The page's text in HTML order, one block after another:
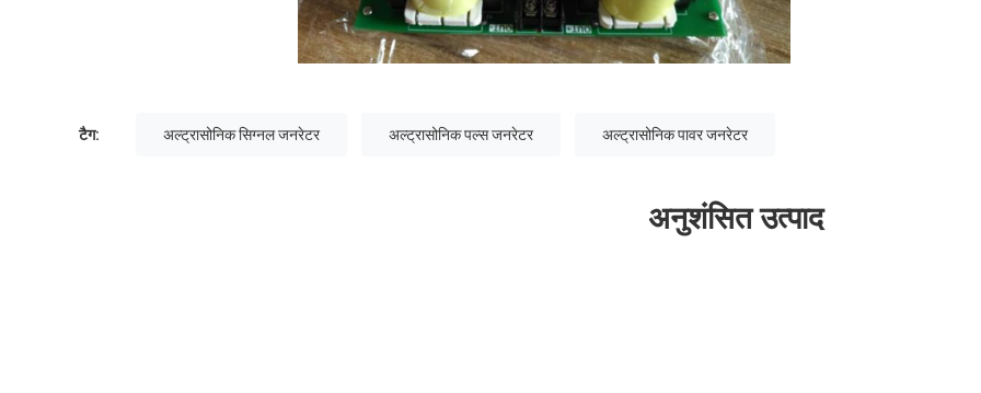
टैग: अल्ट्रासोनिक सिग्नल जनरेटर अल्ट्रासोनिक पल्स जनरेटर अल्ट्रासोनिक पावर जनरेटर
अनुशंसित उत्पाद